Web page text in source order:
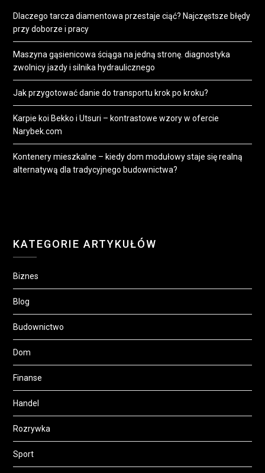
Dlaczego tarcza diamentowa przestaje ciąć? Najczęstsze błędy
przy doborze i pracy
Maszyna gąsienicowa ściąga na jedną stronę. diagnostyka
zwolnicy jazdy i silnika hydraulicznego
Jak przygotować danie do transportu krok po kroku?
Karpie koi Bekko i Utsuri – kontrastowe wzory w ofercie
Narybek.com
Kontenery mieszkalne – kiedy dom modułowy staje się realną
alternatywą dla tradycyjnego budownictwa?
KATEGORIE ARTYKUŁÓW
Biznes
Blog
Budownictwo
Dom
Finanse
Handel
Rozrywka
Sport